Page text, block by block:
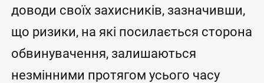
доводи своїх захисників, зазначивши,
що ризики, на які посилається сторона
обвинувачення, залишаються
незмінними протягом усього часу